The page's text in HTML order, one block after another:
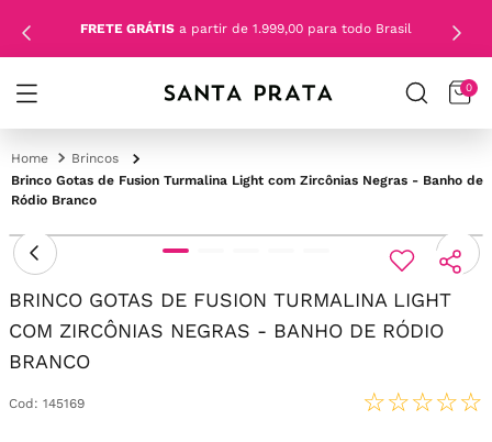
FRETE GRÁTIS a partir de 1.999,00 para todo Brasil
0
Brincos
Brinco Gotas de Fusion Turmalina Light com Zircônias Negras - Banho de
Ródio Branco
BRINCO GOTAS DE FUSION TURMALINA LIGHT
COM ZIRCÔNIAS NEGRAS - BANHO DE RÓDIO
BRANCO
Cod : 145169 ☆☆☆☆☆